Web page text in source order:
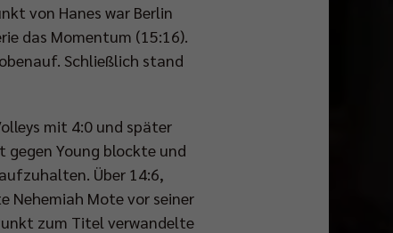
von Hanes war Berlin
das Momentum (15:16).
Schließlich stand
mit 4:0 und später
gegen Young blockte und
Über 14:6,
Nehemiah Mote vor seiner
zum Titel verwandelte